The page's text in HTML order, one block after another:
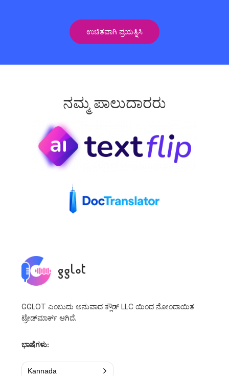
ಉಚಿತವಾಗಿ ಪ್ರಯತ್ನಿಸಿ
ನಮ್ಮ ಪಾಲುದಾರರು
GGLOT ಎಂಬುದು ಅನುವಾದ ಕ್ಲೌಡ್ LLC ಯಿಂದ ನೋಂದಾಯಿತ
ಟ್ರೇಡ್‌ಮಾರ್ಕ್ ಆಗಿದೆ.
ಭಾಷೆಗಳು:
Kannada